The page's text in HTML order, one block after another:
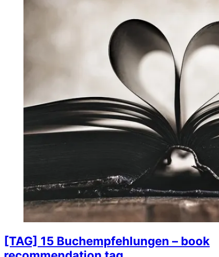
[TAG] 15 Buchempfehlungen – book